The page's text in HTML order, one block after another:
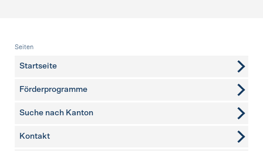
Fusszeile
Seiten
Startseite
Förderprogramme
Suche nach Kanton
weitere Seiten
Kontakt